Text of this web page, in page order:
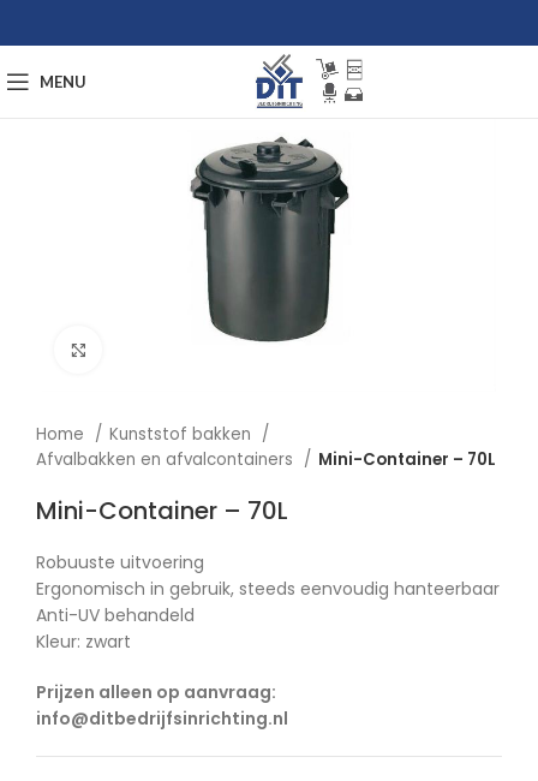
MENU
Afbeelding vergroten
Home
Kunststof bakken
Afvalbakken en afvalcontainers
Mini-Container – 70L
Mini-Container – 70L
Robuuste uitvoering
Ergonomisch in gebruik, steeds eenvoudig hanteerbaar
Anti-UV behandeld
Kleur: zwart
Prijzen alleen op aanvraag:
info@ditbedrijfsinrichting.nl